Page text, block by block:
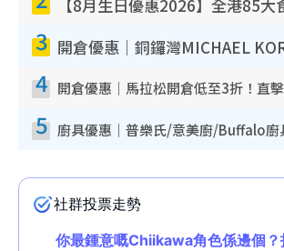
3
4
5